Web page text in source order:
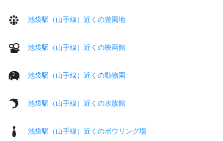
池袋駅（山手線）近くの遊園地
池袋駅（山手線）近くの映画館
池袋駅（山手線）近くの動物園
池袋駅（山手線）近くの水族館
池袋駅（山手線）近くのボウリング場